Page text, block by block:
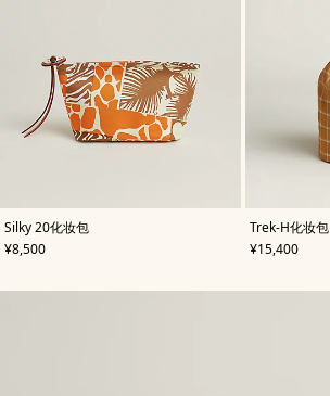
Silky 20化妆包
,颜
色:
米
然
,
价格
¥8,500
Trek-H化妆包
,颜
色 :
米
然
,
价格
¥15,400